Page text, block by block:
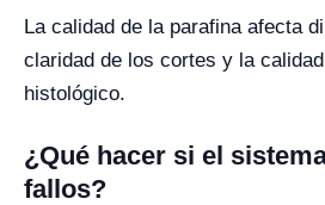
La calidad de la parafina afecta
claridad de los cortes y la
histológico.
¿Qué hacer si el
fallos?